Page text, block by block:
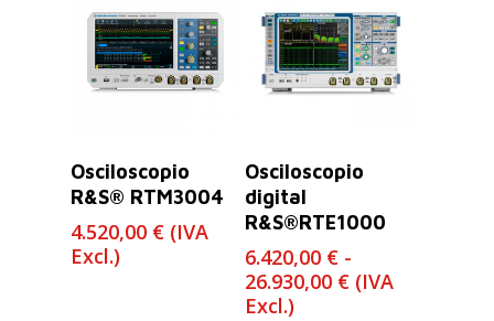
Leer Más
Osciloscopio
R&S® RTM3004
4.520,00 € (IVA
Excl.)
Seleccionar
Opciones
Osciloscopio
digital
R&S®RTE1000
6.420,00 € -
26.930,00 €Rango
(IVA
Excl.)